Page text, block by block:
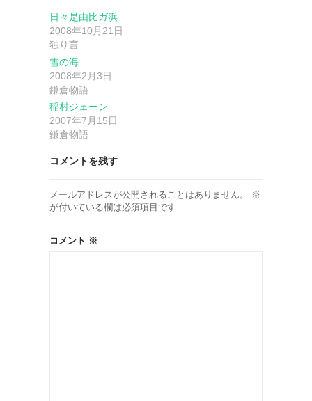
ョ
ン
日々是由比ガ浜
2008年10月21日
独り言
雪の海
2008年2月3日
鎌倉物語
稲村ジェーン
2007年7月15日
鎌倉物語
コメントを残す
メールアドレスが公開されることはありません。
※
が付いている欄は必須項目です
コメント ※